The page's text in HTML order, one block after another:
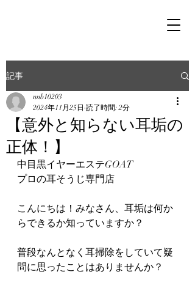
記事
【意外と知らない耳垢の
正体！】
nnb10203
2024年11月25日 読了時間: 2分
中目黒イヤーエステGOAT
プロの耳そうじ専門店
こんにちは！みなさん、耳垢は何か
らできるか知っていますか？
普段なんとなく耳掃除をしていて疑
問に思ったことはありませんか？